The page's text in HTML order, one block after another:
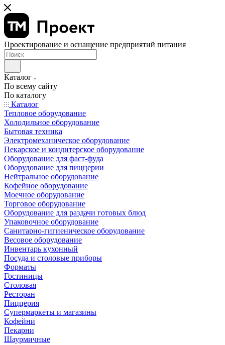
Проектирование и оснащение предприятий питания
Каталог
По всему сайту
По каталогу
Каталог
Тепловое оборудование
Холодильное оборудование
Бытовая техника
Электромеханическое оборудование
Пекарское и кондитерское оборудование
Оборудование для фаст-фуда
Оборудование для пиццерии
Нейтральное оборудование
Кофейное оборудование
Моечное оборудование
Торговое оборудование
Оборудование для раздачи готовых блюд
Упаковочное оборудование
Санитарно-гигиеническое оборудование
Весовое оборудование
Инвентарь кухонный
Посуда и столовые приборы
Форматы
Гостиницы
Столовая
Ресторан
Пиццерия
Супермаркеты и магазины
Кофейни
Пекарни
Шаурмичные